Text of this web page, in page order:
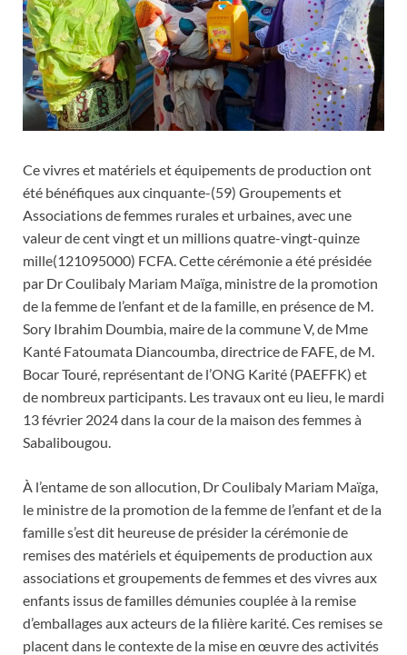
Ce vivres et matériels et équipements de production ont
été bénéfiques aux cinquante-(59) Groupements et
Associations de femmes rurales et urbaines, avec une
valeur de cent vingt et un millions quatre-vingt-quinze
mille(121095000) FCFA. Cette cérémonie a été présidée
par Dr Coulibaly Mariam Maïga, ministre de la promotion
de la femme de l’enfant et de la famille, en présence de M.
Sory Ibrahim Doumbia, maire de la commune V, de Mme
Kanté Fatoumata Diancoumba, directrice de FAFE, de M.
Bocar Touré, représentant de l’ONG Karité (PAEFFK) et
de nombreux participants. Les travaux ont eu lieu, le mardi
13 février 2024 dans la cour de la maison des femmes à
Sabalibougou.
À l’entame de son allocution, Dr Coulibaly Mariam Maïga,
le ministre de la promotion de la femme de l’enfant et de la
famille s’est dit heureuse de présider la cérémonie de
remises des matériels et équipements de production aux
associations et groupements de femmes et des vivres aux
enfants issus de familles démunies couplée à la remise
d’emballages aux acteurs de la filière karité. Ces remises se
placent dans le contexte de la mise en œuvre des activités